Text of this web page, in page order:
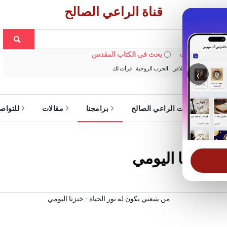
‹
قناة الراعي الصالح
في الويبسايت بحث في الكتاب المقدس
خبزنا اليومي الخلاص الحرب الروحية قرأت لك
خدمات الراعي الصالح برامجنا مقالات
- خبزنا اليومي